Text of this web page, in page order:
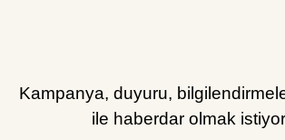
Kampanya, duyuru,
ile haberdar olmak